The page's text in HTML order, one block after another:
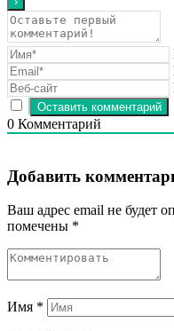
0 Комментарий
Добавить
Ваш адрес email не будет
помечены *
Имя *